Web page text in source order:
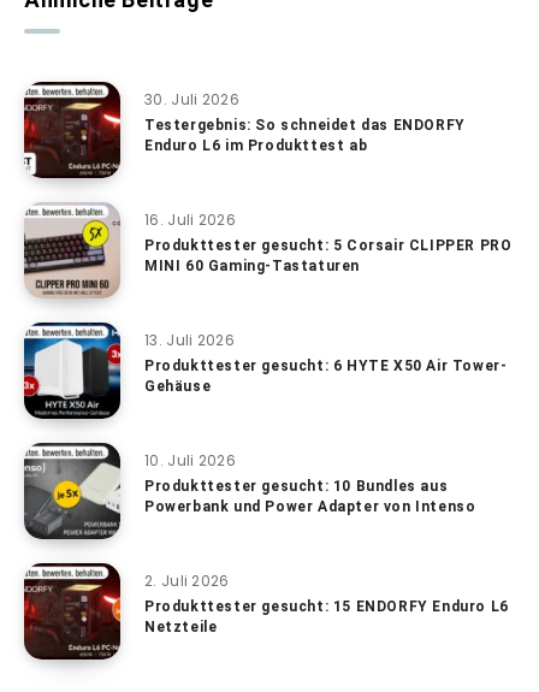
30. Juli 2026
Testergebnis: So schneidet das ENDORFY
Enduro L6 im Produkttest ab
16. Juli 2026
Produkttester gesucht: 5 Corsair CLIPPER PRO
MINI 60 Gaming-Tastaturen
13. Juli 2026
Produkttester gesucht: 6 HYTE X50 Air Tower-
Gehäuse
10. Juli 2026
Produkttester gesucht: 10 Bundles aus
Powerbank und Power Adapter von Intenso
2. Juli 2026
Produkttester gesucht: 15 ENDORFY Enduro L6
Netzteile